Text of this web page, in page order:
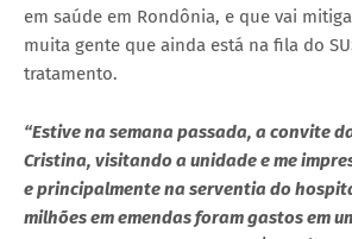
em saúde em Rondônia, e que vai
muita gente que ainda está na fila do
tratamento.
“Estive na semana passada, a convite
Cristina, visitando a unidade e me
e principalmente na serventia do
milhões em emendas foram gastos em